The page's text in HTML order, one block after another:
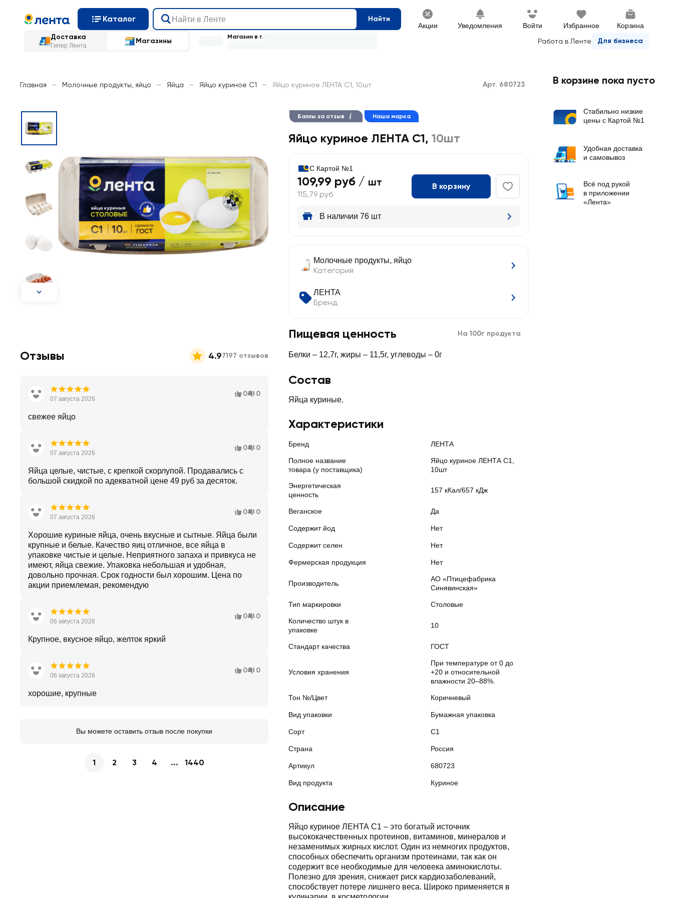
Каталог Найти
Акции Уведомления Войти Избранное Корзина
Доставка
Гипер Лента
Магазины Работа в Ленте Для бизнеса
Магазин в г.
Главная — Молочные продукты, яйцо — Яйца — Яйцо куриное С1 — Яйцо куриное ЛЕНТА С1, 10шт Арт. 680723
Баллы за отзыв Наша марка
Яйцо куриное ЛЕНТА С1, 10шт
С Картой №1
109,99 руб / шт
115,79 руб
В корзину
В наличии 76 шт
Молочные продукты, яйцо
Категория
ЛЕНТА
Бренд
Пищевая ценность На 100г продукта
Белки – 12,7г, жиры – 11,5г, углеводы – 0г
Состав
Яйца куриные.
Характеристики
Бренд ЛЕНТА
Полное название
товара (у поставщика)
Яйцо куриное ЛЕНТА С1,
10шт
Энергетическая
ценность
157 кКал/657 кДж
Веганское Да
Содержит йод Нет
Содержит селен Нет
Фермерская продукция Нет
Производитель
АО «Птицефабрика
Синявинская»
Тип маркировки Столовые
Количество штук в
упаковке
10
Стандарт качества ГОСТ
Условия хранения
При температуре от 0 до
+20 и относительной
влажности 20–88%.
Тон №/Цвет Коричневый
Вид упаковки Бумажная упаковка
Сорт С1
Страна Россия
Артикул 680723
Вид продукта Куриное
Описание
Яйцо куриное ЛЕНТА С1 – это богатый источник
высококачественных протеинов, витаминов, минералов и
незаменимых жирных кислот. Один из немногих продуктов,
способных обеспечить организм протеинами, так как он
содержит все необходимые для человека аминокислоты.
Полезно для зрения, снижает риск кардиозаболеваний,
способствует потере лишнего веса. Широко применяется в
Отзывы 4.97197 отзывов
07 августа 2026
0 0
свежее яйцо
07 августа 2026
0 0
Яйца целые, чистые, с крепкой скорлупой. Продавались с
большой скидкой по адекватной цене 49 руб за десяток.
07 августа 2026
0 0
Хорошие куриные яйца, очень вкусные и сытные. Яйца были
крупные и белые. Качество яиц отличное, все яйца в
упаковке чистые и целые. Неприятного запаха и привкуса не
имеют, яйца свежие. Упаковка небольшая и удобная,
довольно прочная. Срок годности был хорошим. Цена по
акции приемлемая, рекомендую
06 августа 2026
0 0
Крупное, вкусное яйцо, желток яркий
06 августа 2026
0 0
хорошие, крупные
Вы можете оставить отзыв после покупки
1 2 3 4 ... 1440
В корзине пока пусто
Стабильно низкие
цены с Картой №1
Удобная доставка
и самовывоз
Всё под рукой
в приложении
«Лента»